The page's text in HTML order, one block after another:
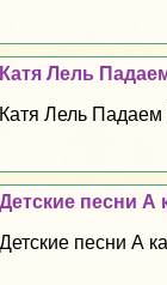
Катя Лель
Катя Лель Падаем
Детские песни А
Детские песни А